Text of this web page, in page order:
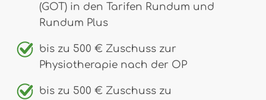
(GOT) in den Tarifen Rundum und
Rundum Plus
bis zu 500 € Zuschuss zur
Physiotherapie nach der OP
bis zu 500 € Zuschuss zu